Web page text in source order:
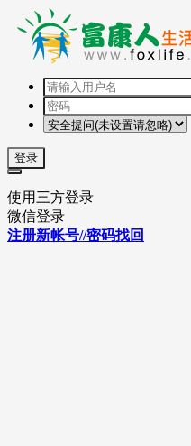
登录
使用三方登录
微信登录
注册新帐号//密码找回